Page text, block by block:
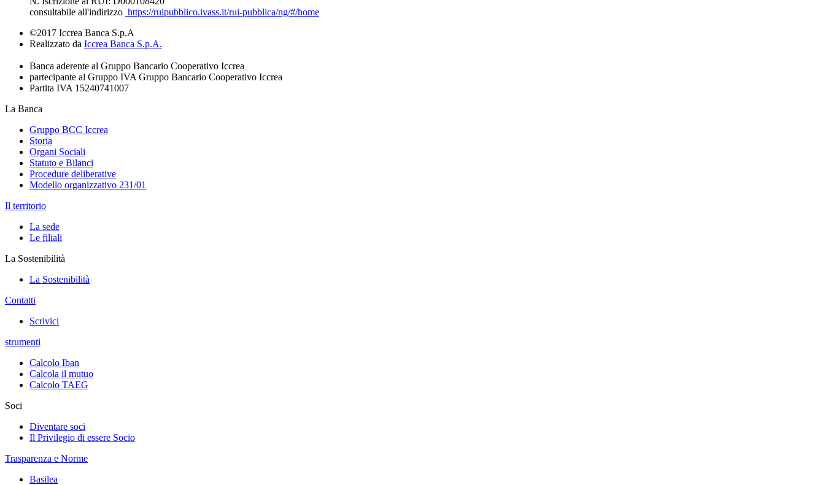
consultabile all'indirizzo https://ruipubblico.ivass.it/rui-pubblica/ng/#/home
©2017 Iccrea Banca S.p.A
Realizzato da Iccrea Banca S.p.A.
Banca aderente al Gruppo Bancario Cooperativo Iccrea
partecipante al Gruppo IVA Gruppo Bancario Cooperativo Iccrea
Partita IVA 15240741007
La Banca
Gruppo BCC Iccrea
Storia
Organi Sociali
Statuto e Bilanci
Procedure deliberative
Modello organizzativo 231/01
Il territorio
La sede
Le filiali
La Sostenibilità
La Sostenibilità
Contatti
Scrivici
strumenti
Calcolo Iban
Calcola il mutuo
Calcolo TAEG
Soci
Diventare soci
Il Privilegio di essere Socio
Trasparenza e Norme
Basilea